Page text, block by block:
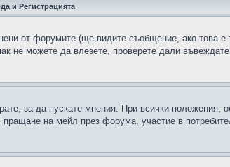
и Регистрацията
от форумите (ще видите съобщение, ако това
не можете да влезете, проверете дали
за да пускате мнения. При всички положения,
на мейл през форума, участие в